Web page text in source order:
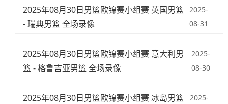
2025年08月30日男篮欧锦赛小组赛 英国男篮
- 瑞典男篮 全场录像
2025-
08-31
2025年08月30日男篮欧锦赛小组赛 意大利男
篮 - 格鲁吉亚男篮 全场录像
2025-
08-30
2025年08月30日男篮欧锦赛小组赛 冰岛男篮
2025-